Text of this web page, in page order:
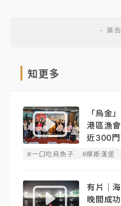
知更多
「烏金
港區漁
近300
#一口吃烏魚子 #摩斯漢堡
有片｜
晚間成